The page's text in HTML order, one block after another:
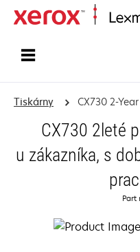
Tiskárny CX730 2-
CX730 2leté
u zákazníka, s
Part